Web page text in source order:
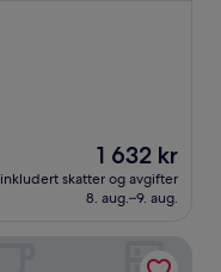
Prisen
er
1 632 kr
1 632 kr
inkludert skatter og avgifter
8. aug.–9. aug.